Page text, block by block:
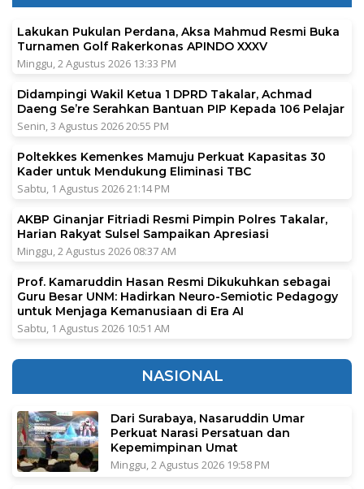
Lakukan Pukulan Perdana, Aksa Mahmud Resmi Buka
Turnamen Golf Rakerkonas APINDO XXXV
Minggu, 2 Agustus 2026 13:33 PM
Didampingi Wakil Ketua 1 DPRD Takalar, Achmad
Daeng Se’re Serahkan Bantuan PIP Kepada 106 Pelajar
Senin, 3 Agustus 2026 20:55 PM
Poltekkes Kemenkes Mamuju Perkuat Kapasitas 30
Kader untuk Mendukung Eliminasi TBC
Sabtu, 1 Agustus 2026 21:14 PM
AKBP Ginanjar Fitriadi Resmi Pimpin Polres Takalar,
Harian Rakyat Sulsel Sampaikan Apresiasi
Minggu, 2 Agustus 2026 08:37 AM
Prof. Kamaruddin Hasan Resmi Dikukuhkan sebagai
Guru Besar UNM: Hadirkan Neuro-Semiotic Pedagogy
untuk Menjaga Kemanusiaan di Era AI
Sabtu, 1 Agustus 2026 10:51 AM
NASIONAL
Dari Surabaya, Nasaruddin Umar
Perkuat Narasi Persatuan dan
Kepemimpinan Umat
Minggu, 2 Agustus 2026 19:58 PM